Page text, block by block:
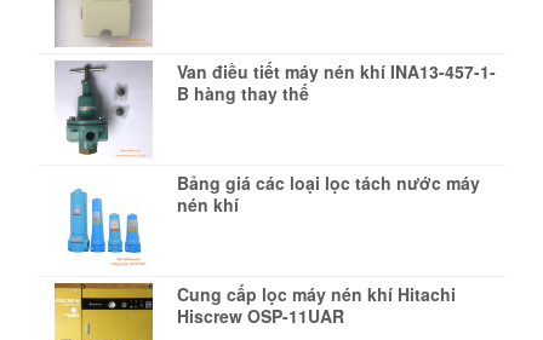
Van điều tiết máy nén khí INA13-457-1-
B hàng thay thế
Bảng giá các loại lọc tách nước máy
nén khí
Cung cấp lọc máy nén khí Hitachi
Hiscrew OSP-11UAR